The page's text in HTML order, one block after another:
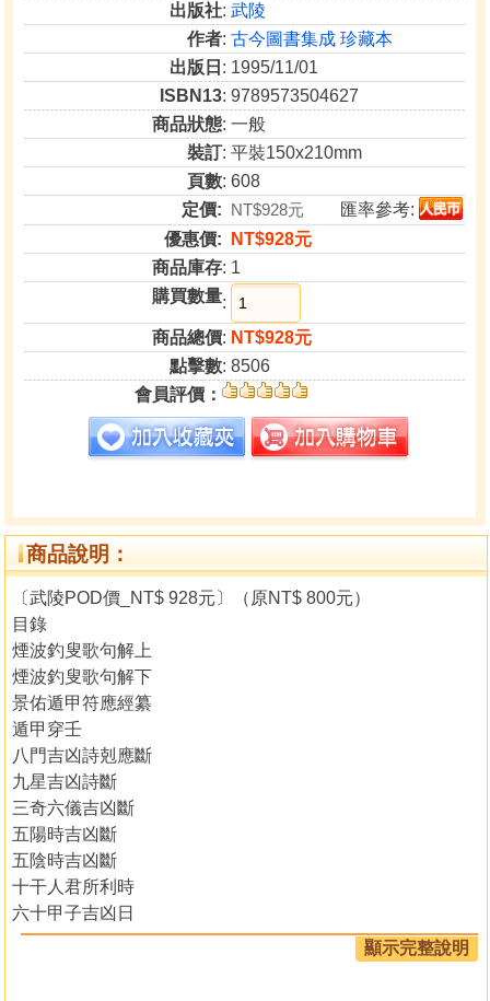
出版社:武陵
作者:古今圖書集成 珍藏本
出版日 : 1995/11/01
ISBN13: 9789573504627
商品狀態: 一般
裝訂: 平裝150x210mm
頁數: 608
定價: NT$928元
匯率參考:
優惠價:
NT$928元
商品庫存: 1
購買數量:
商品總價: NT$928元
點擊數: 8506
會員評價：
商品說明：
〔武陵POD價_NT$ 928元〕（原NT$ 800元）
目錄
煙波釣叟歌句解上
煙波釣叟歌句解下
景佑遁甲符應經纂
遁甲穿壬
八門吉凶詩剋應斷
九星吉凶詩斷
三奇六儀吉凶斷
五陽時吉凶斷
五陰時吉凶斷
十干人君所利時
六十甲子吉凶日
四時通用八門捷法
顯示完整說明